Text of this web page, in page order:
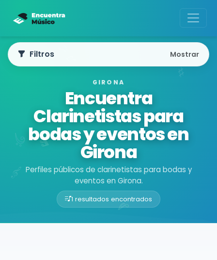
GIRONA
Encuentra
Clarinetistas para
bodas y eventos en
Girona
Perfiles públicos de clarinetistas para bodas y
eventos en Girona.
1 resultados encontrados
Buscador de músicos
Filtros Mostrar